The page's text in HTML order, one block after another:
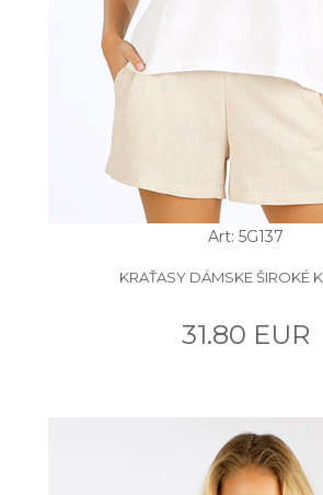
Art: 5G137
KRAŤASY DÁMSKE ŠIROKÉ
31.80 EUR